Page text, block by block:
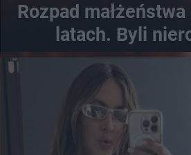
Rozpad
latach. Byli